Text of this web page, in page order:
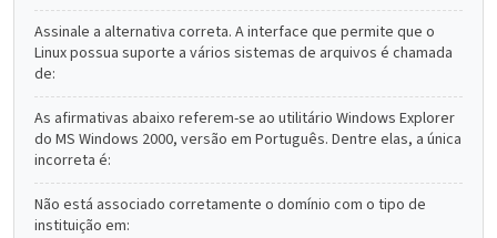
Assinale a alternativa correta. A interface que permite que o
Linux possua suporte a vários sistemas de arquivos é chamada
de:
As afirmativas abaixo referem-se ao utilitário Windows Explorer
do MS Windows 2000, versão em Português. Dentre elas, a única
incorreta é:
Não está associado corretamente o domínio com o tipo de
instituição em: